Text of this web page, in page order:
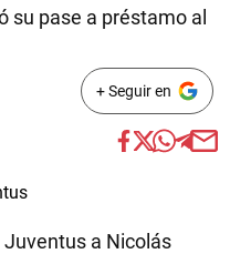
su pase a préstamo al
+ Seguir en
a Nicolás